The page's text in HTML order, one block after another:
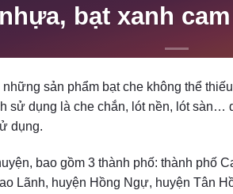
bạt xanh
những sản phẩm bạt che không thể
sử dụng là che chắn, lót nền, lót sàn…
dụng.
bao gồm 3 thành phố: thành phố
Lãnh, huyện Hồng Ngự, huyện Tân